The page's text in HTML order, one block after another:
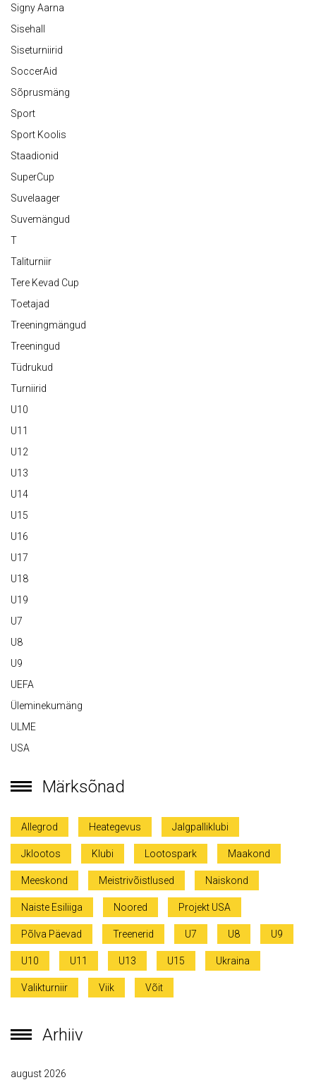
Signy Aarna
Sisehall
Siseturniirid
SoccerAid
Sõprusmäng
Sport
Sport Koolis
Staadionid
SuperCup
Suvelaager
Suvemängud
T
Taliturniir
Tere Kevad Cup
Toetajad
Treeningmängud
Treeningud
Tüdrukud
Turniirid
U10
U11
U12
U13
U14
U15
U16
U17
U18
U19
U7
U8
U9
UEFA
Üleminekumäng
ULME
USA
Märksõnad
Allegrod Heategevus Jalgpalliklubi
Jklootos Klubi Lootospark Maakond
Meeskond Meistrivõistlused Naiskond
Naiste Esiliiga Noored Projekt USA
Põlva Päevad Treenerid U7 U8 U9
U10 U11 U13 U15 Ukraina
Valikturniir Viik Võit
Arhiiv
august 2026